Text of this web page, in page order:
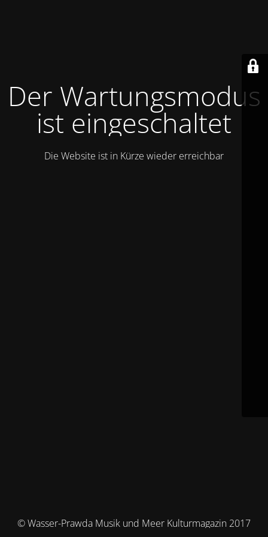
Der Wartungsmodus
ist eingeschaltet
Die Website ist in Kürze wieder erreichbar
© Wasser-Prawda Musik und Meer Kulturmagazin 2017